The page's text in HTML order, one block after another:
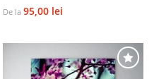
De la 95,00 lei